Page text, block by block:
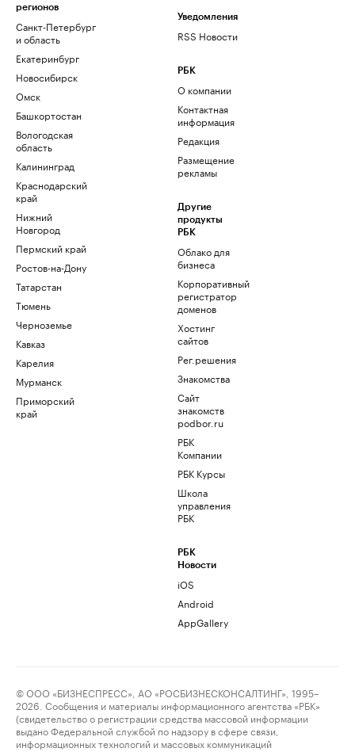
регионов
Санкт-Петербург
и область
Екатеринбург
Новосибирск
Омск
Башкортостан
Вологодская
область
Калининград
Краснодарский
край
Нижний
Новгород
Пермский край
Ростов-на-Дону
Татарстан
Тюмень
Черноземье
Кавказ
Карелия
Мурманск
Приморский
край
Уведомления
RSS Новости
РБК
О компании
Контактная
информация
Редакция
Размещение
рекламы
Другие
продукты
РБК
Облако для
бизнеса
Корпоративный
регистратор
доменов
Хостинг
сайтов
Рег.решения
Знакомства
Сайт
знакомств
podbor.ru
РБК
Компании
РБК Курсы
Школа
управления
РБК
РБК
Новости
iOS
Android
AppGallery
© ООО «БИЗНЕСПРЕСС», АО «РОСБИЗНЕСКОНСАЛТИНГ», 1995–
2026. Сообщения и материалы информационного агентства «РБК»
(свидетельство о регистрации средства массовой информации
выдано Федеральной службой по надзору в сфере связи,
информационных технологий и массовых коммуникаций